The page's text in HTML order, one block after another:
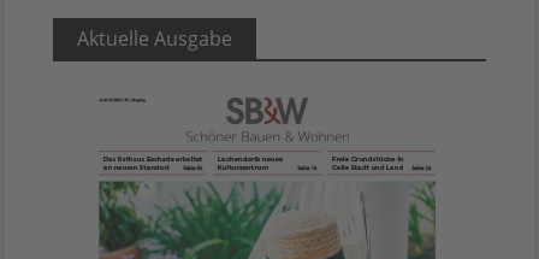
Aktuelle Ausgabe